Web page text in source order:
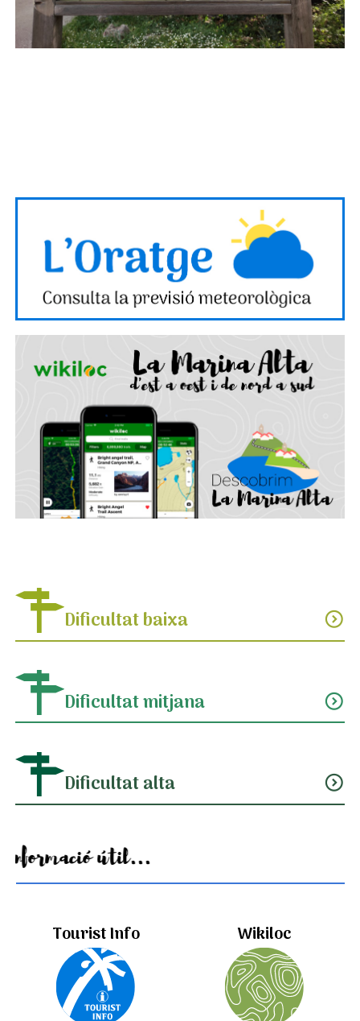
Dificultat baixa expand_circle_down
Dificultat mitjana expand_circle_down
Dificultat alta expand_circle_down
Informació útil...
Tourist Info Wikiloc